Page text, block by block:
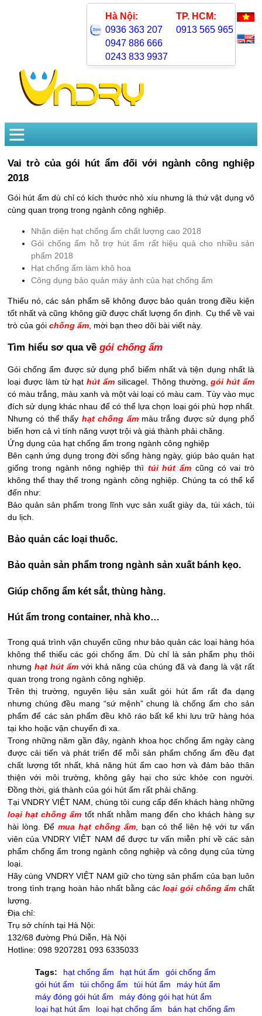
Hà Nội:
0936 363 207
0947 886 666
0243 833 9937
TP. HCM:
0913 565 965
Vai trò của gói hút ẩm đối với ngành công nghiệp
2018
Gói hút ẩm dù chỉ có kích thước nhỏ xíu nhưng là thứ vật dụng vô
cùng quan trọng trong ngành công nghiệp.
Nhận diện hạt chống ẩm chất lượng cao 2018
Gói chống ẩm hỗ trợ hút ẩm rất hiệu quả cho nhiều sản
phẩm 2018
Hạt chống ẩm làm khô hoa
Công dụng bảo quản máy ảnh của hạt chống ẩm
Thiếu nó, các sản phẩm sẽ không được bảo quản trong điều kiện
tốt nhất và cũng không giữ được chất lượng ổn định. Cụ thể về vai
trò của gói chống ẩm , mời bạn theo dõi bài viết này.
Tìm hiểu sơ qua về gói chống ẩm
Gói chống ẩm được sử dụng phổ biếm nhất và tiện dụng nhất là
loại được làm từ hạthút ẩm silicagel. Thông thường,gói hút ẩm
có màu trắng, màu xanh và một vài loại có màu cam. Tùy vào mục
đích sử dụng khác nhau để có thể lựa chọn loại gói phù hợp nhất.
Nhưng có thể thấy hạt chống ẩmmàu trắng được sử dụng phổ
biến hơn cả vì tính năng vượt trội và giá thành phải chăng.
Ứng dụng của hạt chống ẩm trong ngành công nghiệp
Bên cạnh ứng dụng trong đời sống hàng ngày, giúp bảo quản hạt
giống trong ngành nông nghiệp thì túi hút ẩm cũng có vai trò
không thể thay thế trong ngành công nghiệp. Chúng ta có thể kể
đến như:
Bảo quản sản phẩm trong lĩnh vực sản xuất giày da, túi xách, túi
du lịch.
Bảo quản các loại thuốc.
Bảo quản sản phẩm trong ngành sản xuất bánh kẹo.
Giúp chống ẩm két sắt, thùng hàng.
Hút ẩm trong container, nhà kho…
Trong quá trình vận chuyển cũng như bảo quản các loại hàng hóa
không thể thiếu các gói chống ẩm. Dù chỉ là sản phẩm phụ thôi
nhưng hạt hút ẩm với khả năng của chúng đã và đang là vật rất
quan trọng trong ngành công nghiệp.
Trên thị trường, nguyên liệu sản xuất gói hút ẩm rất đa dạng
nhưng chúng đều mang “sứ mệnh” chung là chống ẩm cho sản
phẩm để các sản phẩm đều khô ráo bất kể khi lưu trữ hàng hóa
tại kho hoặc vận chuyển đi xa.
Trong những năm gần đây, ngành khoa học chống ẩm ngày càng
được cải tiến và phát triển để mỗi sản phẩm chống ẩm đều đạt
chất lượng tốt nhất, khả năng hút ẩm cao hơn và đảm bảo thân
thiện với môi trường, không gây hại cho sức khỏe con người.
Đồng thời, giá thành của gói hút ẩm rất phải chăng.
Tại VNDRY VIỆT NAM, chúng tôi cung cấp đến khách hàng những
loại hạt chống ẩm tốt nhất nhằm mang đến cho khách hàng sự
hài lòng. Để mua hạt chống ẩm, bạn có thể liên hệ với tư vấn
viên của VNDRY VIỆT NAM để được tư vấn miễn phí về các sản
phẩm chống ẩm trong ngành công nghiệp và công dụng của từng
loại.
Hãy cùng VNDRY VIỆT NAM giữ cho từng sản phẩm của bạn luôn
trong tình trạng hoàn hảo nhất bằng cácloại gói chống ẩm chất
lượng.
Địa chỉ:
Trụ sở chính tại Hà Nội:
132/68 đường Phú Diễn, Hà Nội
Hotline: 098 9207281 093 6335033
Tags: hạt chống ẩm hạt hút ẩm
gói chống ẩm
gói hút ẩm
túi chống ẩm túi hút ẩm
máy hút ẩm
máy đóng gói hút ẩm
máy đóng gói hạt hút ẩm
loại hạt hút ẩm
loại hạt chống ẩm
bán hạt chống ẩm